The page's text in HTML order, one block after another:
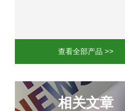
mini
AC-
查看全部产品 >>
相关文章